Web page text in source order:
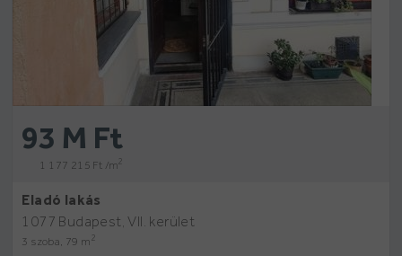
93 M Ft
1 177 215 Ft /m2
Eladó lakás
1077 Budapest, VII. kerület
3 szoba, 79 m 2